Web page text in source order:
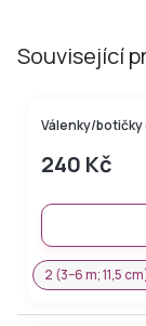
Související
–50 %
Válenky/
240 Kč
2 (3–6 m; 11,5